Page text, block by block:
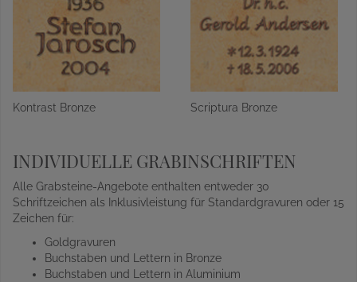
Kontrast Bronze Scriptura Bronze
INDIVIDUELLE GRABINSCHRIFTEN
Alle Grabsteine-Angebote enthalten entweder 30
Schriftzeichen als Inklusivleistung für Standardgravuren oder 15
Zeichen für:
Goldgravuren
Buchstaben und Lettern in Bronze
Buchstaben und Lettern in Aluminium